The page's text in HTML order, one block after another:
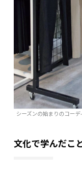
シーズンの始まりのコー
文化で学んだこ